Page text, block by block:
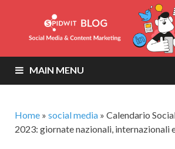
MAIN MENU
Home » social media » Calendario
2023: giornate nazionali, internazionali